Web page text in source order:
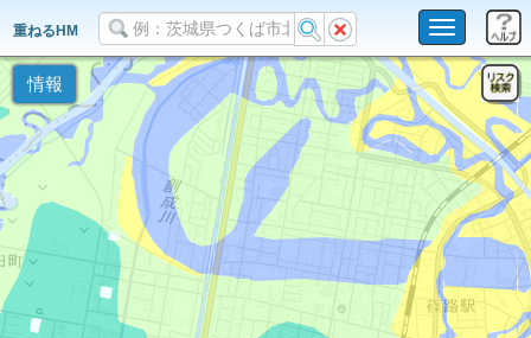
Toggle
navigation
重ねるHM
情報